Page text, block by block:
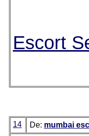
Escort
14 De: mumbai